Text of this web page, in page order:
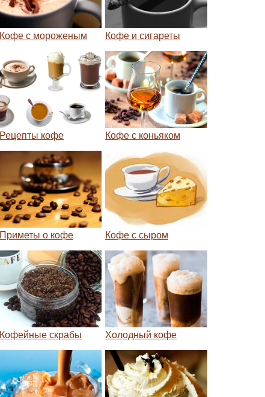
Кофе с мороженым Кофе и сигареты
Рецепты кофе Кофе с коньяком
Приметы о кофе Кофе с сыром
Кофейные скрабы Холодный кофе